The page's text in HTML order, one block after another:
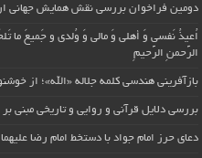
دومین فراخوان بررسی نقش همایش جهانی
اُعیذُ نَفسی وَ أهلی وَ مالی وَ وُلدی و جَمیعَ ما
الرَّحمنِ الرَّحیمِ
بازآفرینی هندسی کلمه جلاله «الله»؛ از
بررسی دلایل قرآنی و روایی و تاریخی
دعای حرز امام جواد با دستخط امام رضا